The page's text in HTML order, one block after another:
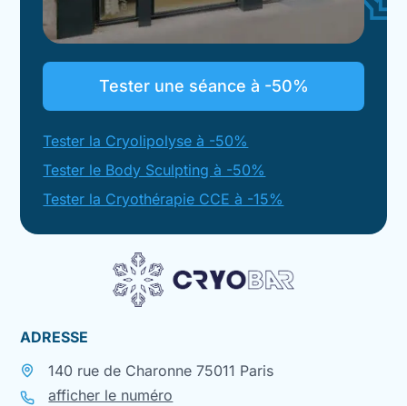
Tester une séance à -50%
Tester la Cryolipolyse à -50%
Tester le Body Sculpting à -50%
Tester la Cryothérapie CCE à -15%
ADRESSE
140 rue de Charonne 75011 Paris
afficher le numéro